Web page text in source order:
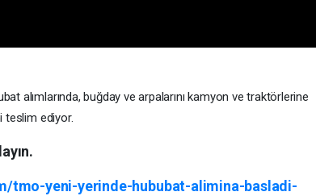
alımlarında, buğday ve arpalarını kamyon ve traktörlerine
teslim ediyor.
tmo-yeni-yerinde-hububat-alimina-basladi-